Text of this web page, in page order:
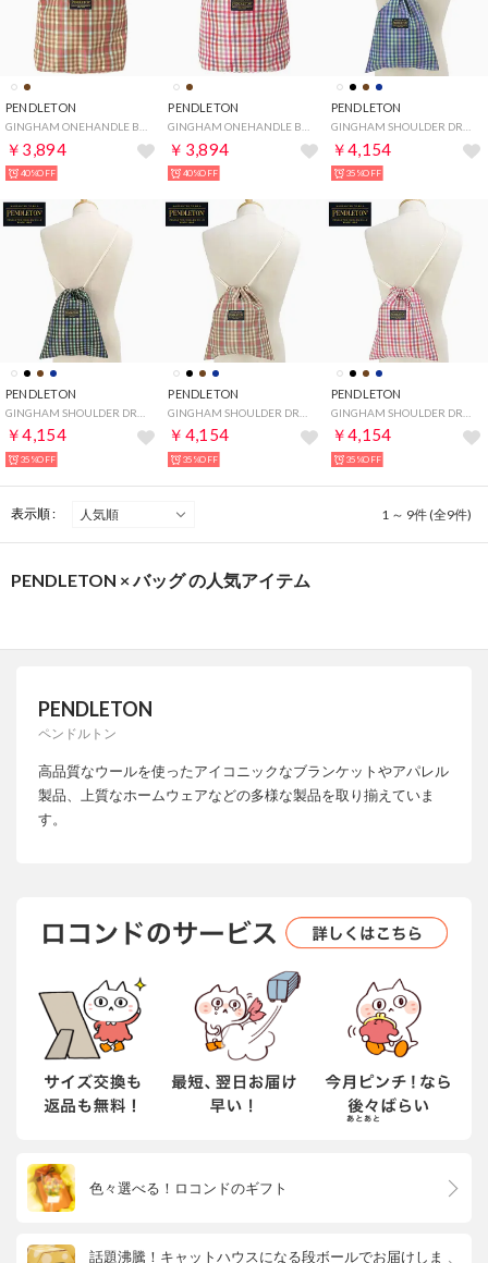
PENDLETON
￥3,894
40%OFF
PENDLETON
￥3,894
40%OFF
PENDLETON
￥4,154
35%OFF
PENDLETON
￥4,154
35%OFF
PENDLETON
￥4,154
35%OFF
PENDLETON
￥4,154
35%OFF
表示順 : 1 ～ 9件 (全9件)
PENDLETON × バッグ の人気アイテム
PENDLETON
ペンドルトン
高品質なウールを使ったアイコニックなブランケットやアパレル
製品、上質なホームウェアなどの多様な製品を取り揃えていま
す。
色々選べる！ロコンドのギフト
話題沸騰！キャットハウスになる段ボールでお届けしま